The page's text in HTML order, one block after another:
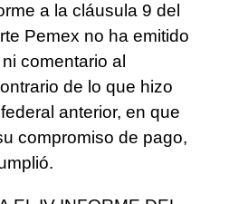
a la cláusula 9 del
Pemex no ha emitido
comentario al
de lo que hizo
anterior, en que
compromiso de pago,